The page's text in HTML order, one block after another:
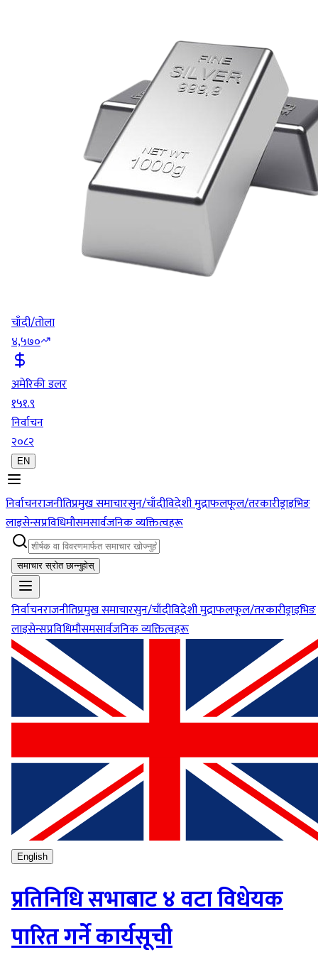
चाँदी/तोला
४,५७०
अमेरिकी डलर
१५१.९
निर्वाचन
२०८२
EN
निर्वाचनराजनीतिप्रमुख समाचारसुन/चाँदीविदेशी मुद्राफलफूल/तरकारीड्राइभिङ
लाइसेन्सप्रविधिमौसमसार्वजनिक व्यक्तित्वहरू
समाचार स्रोत छान्नुहोस्
निर्वाचनराजनीतिप्रमुख समाचारसुन/चाँदीविदेशी मुद्राफलफूल/तरकारीड्राइभिङ
लाइसेन्सप्रविधिमौसमसार्वजनिक व्यक्तित्वहरू
English
प्रतिनिधि सभाबाट ४ वटा विधेयक
पारित गर्ने कार्यसूची